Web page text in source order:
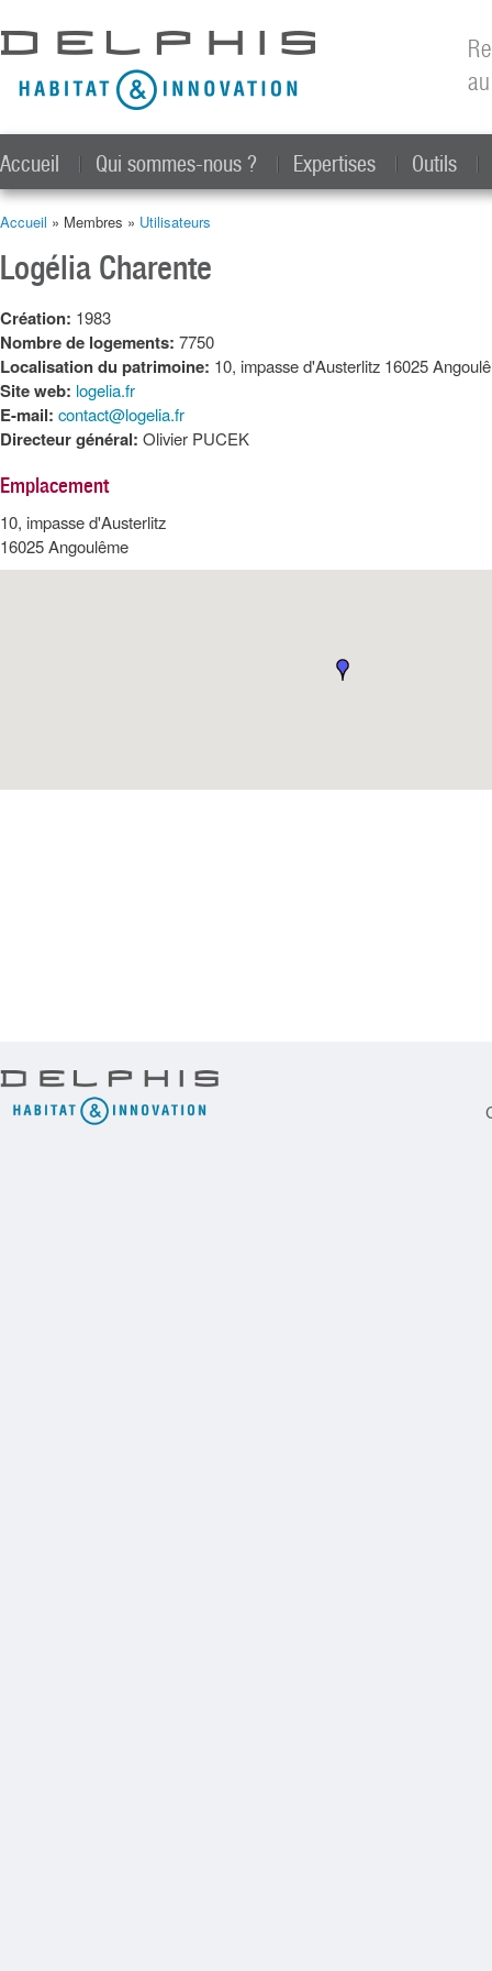
Accueil Qui sommes-nous ? Expertises Outils
Accueil » Membres » Utilisateurs
Logélia Charente
Création: 1983
Nombre de logements: 7750
Localisation du patrimoine: 10, impasse d'Austerlitz 16025
Site web: logelia.fr
E-mail: contact@logelia.fr
Directeur général: Olivier PUCEK
Emplacement
10, impasse d'Austerlitz
16025Angoulême